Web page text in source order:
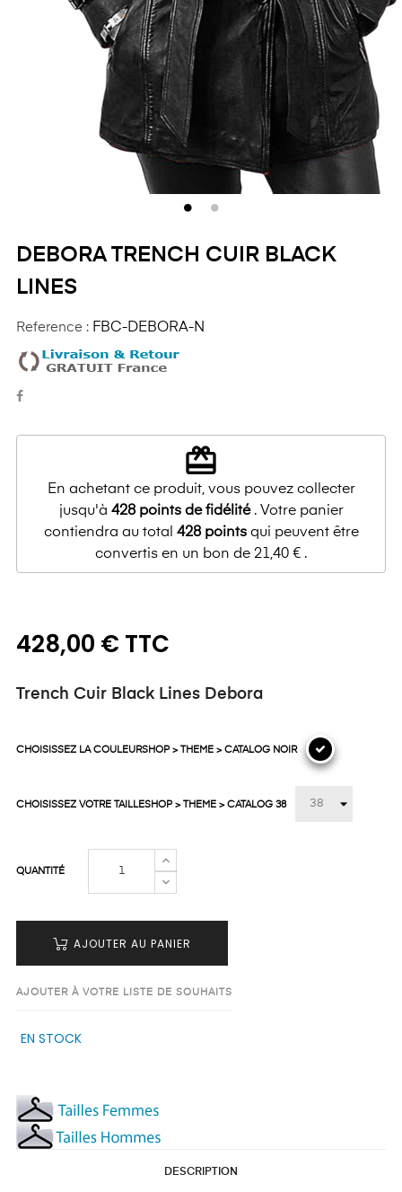
DEBORA TRENCH CUIR BLACK
LINES
Reference : FBC-DEBORA-N
redeem
En achetant ce produit, vous pouvez collecter
jusqu'à 428points de fidélité. Votre panier
contiendra au total 428pointsqui peuvent être
convertis en un bon de 21,40 € .
428,00 € TTC
Trench Cuir Black Lines Debora
CHOISISSEZ LA COULEURSHOP > THEME > CATALOG NOIR
CHOISISSEZ VOTRE TAILLESHOP > THEME > CATALOG 38
QUANTITÉ
AJOUTER AU PANIER
AJOUTER À VOTRE LISTE DE SOUHAITS
EN STOCK
DESCRIPTION